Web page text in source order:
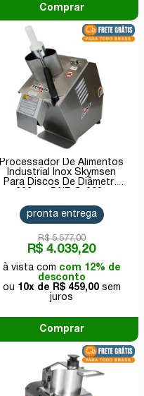
Comprar
Processador De Alimentos
Industrial Inox Skymsen
Para Discos De Diâmetro
R$ 4.039,20
com 12% de
desconto
R$ 5.577,00
10x de R$ 459,00
pronta entrega
Comprar